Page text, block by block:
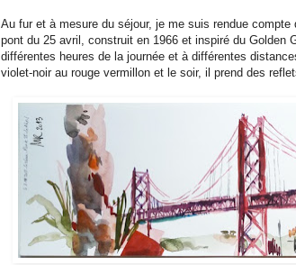
Au fur et à mesure du séjour, je me suis rendue
pont du 25 avril, construit en 1966 et inspiré du
différentes heures de la journée et à différentes
violet-noir au rouge vermillon et le soir, il prend des